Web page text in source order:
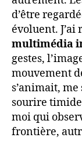
d’être
évoluent. J’ai
multimédia
gestes,
mouvement
s’animait,
sourire
moi qui
frontière,